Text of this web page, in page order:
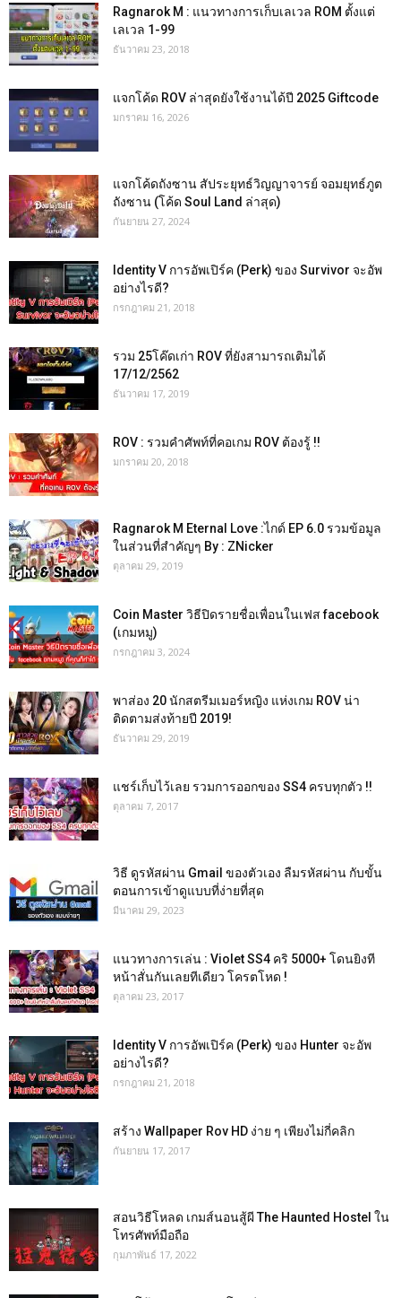
Ragnarok M : แนวทางการเก็บเลเวล ROM ตั้งแต่
เลเวล 1-99
ธันวาคม 23, 2018
แจกโค้ด ROV ล่าสุดยังใช้งานได้ปี 2025 Giftcode
มกราคม 16, 2026
แจกโค้ดถังซาน สัประยุทธ์วิญญาจารย์ จอมยุทธ์ภูต
ถังซาน (โค้ด Soul Land ล่าสุด)
กันยายน 27, 2024
Identity V การอัพเปิร์ค (Perk) ของ Survivor จะอัพ
อย่างไรดี?
กรกฎาคม 21, 2018
รวม 25โค๊ดเก่า ROV ที่ยังสามารถเติมได้
17/12/2562
ธันวาคม 17, 2019
ROV : รวมคำศัพท์ที่คอเกม ROV ต้องรู้ !!
มกราคม 20, 2018
Ragnarok M Eternal Love :ไกด์ EP 6.0 รวมข้อมูล
ในส่วนที่สำคัญๆ By : ZNicker
ตุลาคม 29, 2019
Coin Master วิธีปิดรายชื่อเพื่อนในเฟส facebook
(เกมหมู)
กรกฎาคม 3, 2024
พาส่อง 20 นักสตรีมเมอร์หญิง แห่งเกม ROV น่า
ติดตามส่งท้ายปี 2019!
ธันวาคม 29, 2019
แชร์เก็บไว้เลย รวมการออกของ SS4 ครบทุกตัว !!
ตุลาคม 7, 2017
วิธี ดูรหัสผ่าน Gmail ของตัวเอง ลืมรหัสผ่าน กับขั้น
ตอนการเข้าดูแบบที่ง่ายที่สุด
มีนาคม 29, 2023
แนวทางการเล่น : Violet SS4 คริ 5000+ โดนยิงที
หน้าสั่นกันเลยทีเดียว โครตโหด !
ตุลาคม 23, 2017
Identity V การอัพเปิร์ค (Perk) ของ Hunter จะอัพ
อย่างไรดี?
กรกฎาคม 21, 2018
สร้าง Wallpaper Rov HD ง่าย ๆ เพียงไม่กี่คลิก
กันยายน 17, 2017
สอนวิธีโหลด เกมส์นอนสู้ผี The Haunted Hostel ใน
โทรศัพท์มือถือ
กุมภาพันธ์ 17, 2022